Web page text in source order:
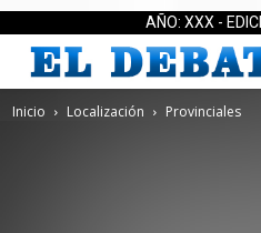
AÑO: XXX -
Inicio Localización Provinciales